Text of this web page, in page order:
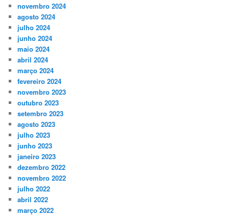
novembro 2024
agosto 2024
julho 2024
junho 2024
maio 2024
abril 2024
março 2024
fevereiro 2024
novembro 2023
outubro 2023
setembro 2023
agosto 2023
julho 2023
junho 2023
janeiro 2023
dezembro 2022
novembro 2022
julho 2022
abril 2022
março 2022